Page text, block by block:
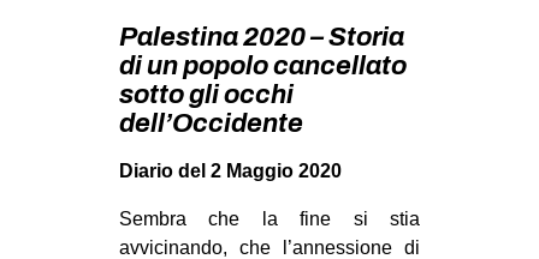
MILANO
MOBILITAZIONI
MOVIMENTI
Palestina 2020 – Storia
di un popolo cancellato
sotto gli occhi
dell’Occidente
Diario del 2 Maggio 2020
Sembra che la fine si stia
avvicinando, che l’annessione di